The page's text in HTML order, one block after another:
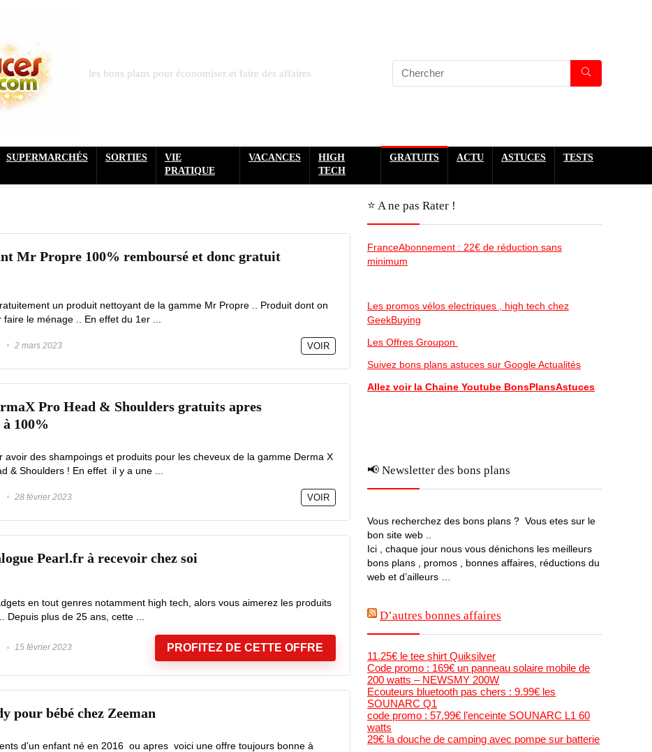
les bons plans pour économiser et faire des affaires
SUPERMARCHÉS SORTIES
VIE
PRATIQUE
VACANCES
HIGH
TECH
GRATUITS ACTU ASTUCES TESTS
Mr Propre 100% remboursé et donc gratuit
un produit nettoyant de la gamme Mr Propre .. Produit dont on
le ménage .. En effet du 1er ...
2 mars 2023 VOIR
Pro Head & Shoulders gratuits apres
100%
avoir des shampoings et produits pour les cheveux de la gamme Derma X
& Shoulders ! En effet il y a une ...
28 février 2023 VOIR
Pearl.fr à recevoir chez soi
en tout genres notamment high tech, alors vous aimerez les produits
Depuis plus de 25 ans, cette ...
15 février 2023 PROFITEZ DE CETTE OFFRE
pour bébé chez Zeeman
d'un enfant né en 2016 ou apres voici une offre toujours bonne à
⭐️ A ne pas Rater !
FranceAbonnement : 22€ de réduction sans
minimum
Les promos vélos electriques , high tech chez
GeekBuying
Les Offres Groupon
Suivez bons plans astuces sur Google Actualités
Allez voir la Chaine Youtube BonsPlansAstuces
📢 Newsletter des bons plans
Vous recherchez des bons plans ? Vous etes sur le
bon site web ..
Ici , chaque jour nous vous dénichons les meilleurs
bons plans , promos , bonnes affaires, réductions du
web et d’ailleurs …
D’autres bonnes affaires
11.25€ le tee shirt Quiksilver
Code promo : 169€ un panneau solaire mobile de
200 watts – NEWSMY 200W
Ecouteurs bluetooth pas chers : 9.99€ les
SOUNARC Q1
code promo : 57.99€ l’enceinte SOUNARC L1 60
watts
29€ la douche de camping avec pompe sur batterie